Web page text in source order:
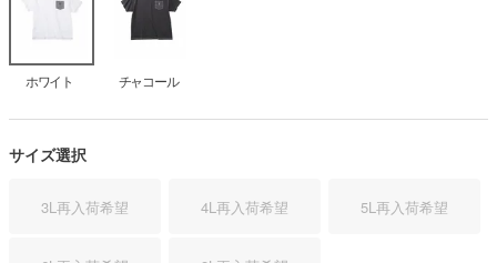
ホワイト チャコール
サイズ選択
3L再入荷希望 4L再入荷希望 5L再入荷希望